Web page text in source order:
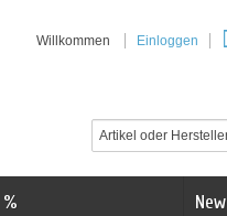
Willkommen Einloggen
New